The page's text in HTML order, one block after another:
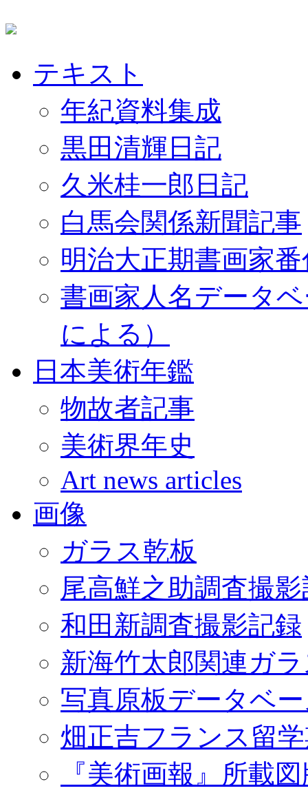
テキスト
年紀資料集成
黒田清輝日記
久米桂一郎日記
白馬会関係新聞記事
明治大正期書画家
書画家人名データ
による）
日本美術年鑑
物故者記事
美術界年史
Art news articles
画像
ガラス乾板
尾高鮮之助調査撮
和田新調査撮影記録
新海竹太郎関連ガ
写真原板データベ
畑正吉フランス留
『美術画報』所載